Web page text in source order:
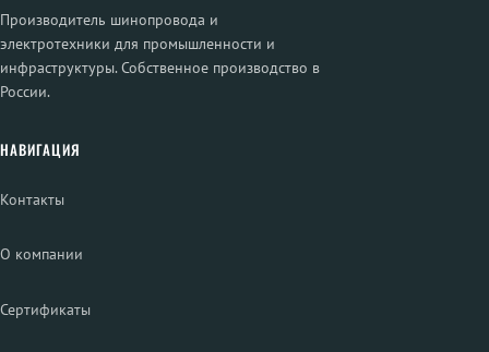
Производитель шинопровода и
электротехники для промышленности и
инфраструктуры. Собственное производство в
России.
НАВИГАЦИЯ
Контакты
О компании
Сертификаты